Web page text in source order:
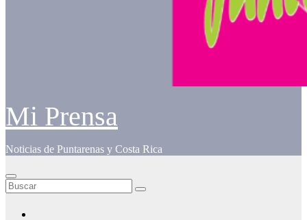
Mi Prensa
Noticias de Puntarenas y Costa Rica